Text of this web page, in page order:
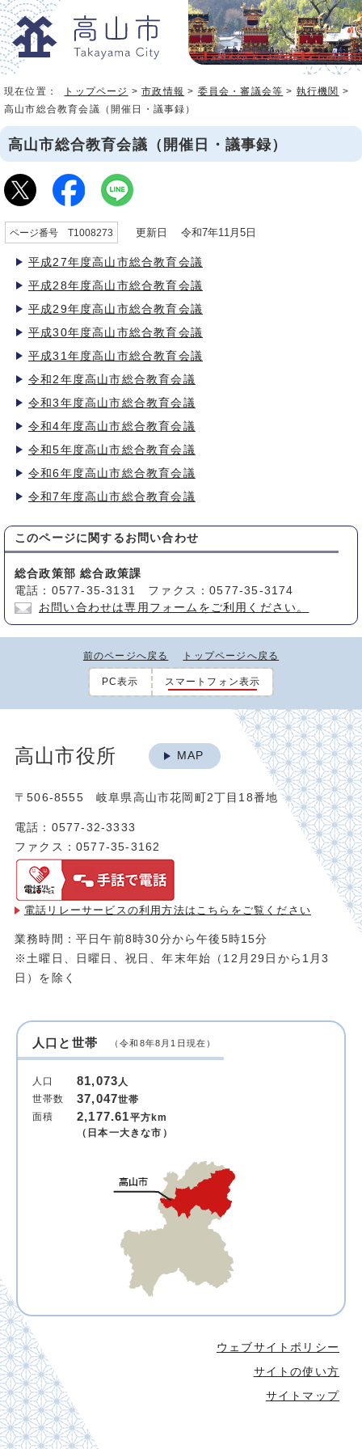
現在位置： トップページ >市政情報 > 委員会・審議会等 > 執行機関 >
高山市総合教育会議（開催日・議事録）
高山市総合教育会議（開催日・議事録）
ページ番号 T1008273 更新日 令和7年11月5日
平成27年度高山市総合教育会議
平成28年度高山市総合教育会議
平成29年度高山市総合教育会議
平成30年度高山市総合教育会議
平成31年度高山市総合教育会議
令和2年度高山市総合教育会議
令和3年度高山市総合教育会議
令和4年度高山市総合教育会議
令和5年度高山市総合教育会議
令和6年度高山市総合教育会議
令和7年度高山市総合教育会議
このページに関する お問い合わせ
総合政策部 総合政策課
電話：0577-35-3131 ファクス：0577-35-3174
お問い合わせは専用フォームをご利用ください。
前のページへ戻る トップページへ戻る
PC表示 スマートフォン表示
高山市役所 MAP
〒506-8555 岐阜県高山市花岡町2丁目18番地
電話：0577-32-3333
ファクス：0577-35-3162
電話リレーサービスの利用方法は こちらをご覧ください
業務時間：平日午前8時30分から午後5時15分
※土曜日、日曜日、祝日、年末年始（12月29日から1月3
日）を除く
人口と世帯 （令和8年8月1日現在）
人口 81,073人
世帯数
37,047世帯
面積
2,177.61平方km
（日本一大きな市）
ウェブサイトポリシー
サイトの使い方
サイトマップ